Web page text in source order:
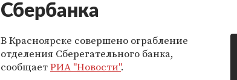
Сбербанка
В Красноярске совершено ограбление
отделения Сберегательного банка,
сообщаетРИА "Новости".